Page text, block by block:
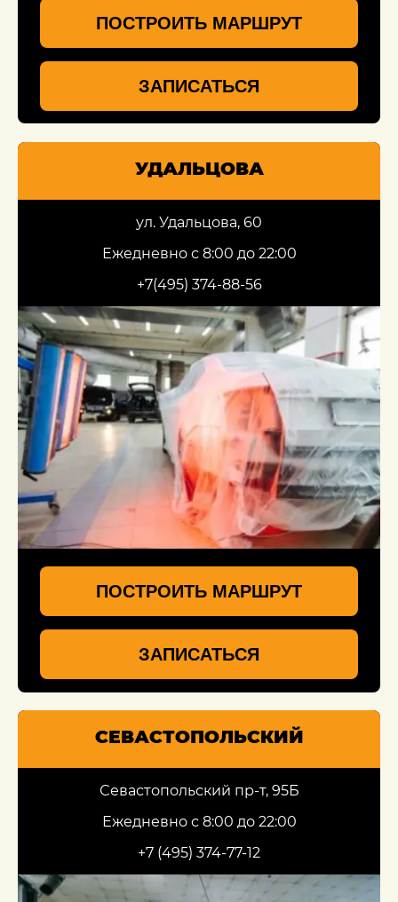
ПОСТРОИТЬ МАРШРУТ
ЗАПИСАТЬСЯ
УДАЛЬЦОВА
ул. Удальцова, 60
Ежедневно с 8:00 до 22:00
+7(495) 374-88-56
ПОСТРОИТЬ МАРШРУТ
ЗАПИСАТЬСЯ
СЕВАСТОПОЛЬСКИЙ
Севастопольский пр-т, 95Б
Ежедневно с 8:00 до 22:00
+7 (495) 374-77-12